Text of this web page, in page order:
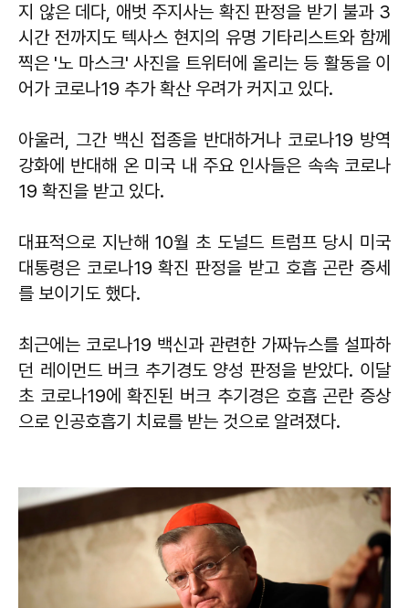
지 않은 데다, 애벗 주지사는 확진 판정을 받기 불과 3
시간 전까지도 텍사스 현지의 유명 기타리스트와 함께
찍은 '노 마스크' 사진을 트위터에 올리는 등 활동을 이
어가 코로나19 추가 확산 우려가 커지고 있다.
아울러, 그간 백신 접종을 반대하거나 코로나19 방역
강화에 반대해 온 미국 내 주요 인사들은 속속 코로나
19 확진을 받고 있다.
대표적으로 지난해 10월 초 도널드 트럼프 당시 미국
대통령은 코로나19 확진 판정을 받고 호흡 곤란 증세
를 보이기도 했다.
최근에는 코로나19 백신과 관련한 가짜뉴스를 설파하
던 레이먼드 버크 추기경도 양성 판정을 받았다. 이달
초 코로나19에 확진된 버크 추기경은 호흡 곤란 증상
으로 인공호흡기 치료를 받는 것으로 알려졌다.